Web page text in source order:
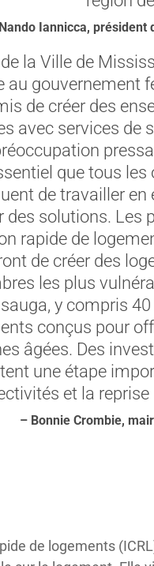
Iannicca, président
la Ville de
au gouvernement
de créer des
avec services de
que tous
de travailler
des solutions. Les
rapide de
de créer des
les plus
y compris
conçus pour
âgées. Des
une étape
et la
– Bonnie Crombie,
de logements